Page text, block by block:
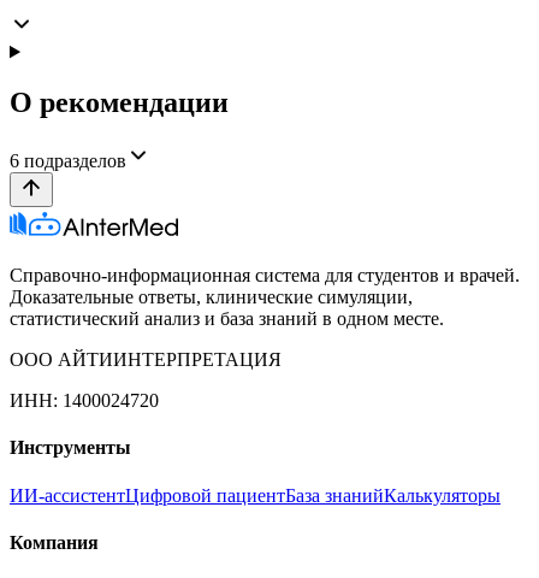
О рекомендации
6 подразделов
Справочно-информационная система для студентов и врачей.
Доказательные ответы, клинические симуляции,
статистический анализ и база знаний в одном месте.
ООО АЙТИИНТЕРПРЕТАЦИЯ
ИНН: 1400024720
Инструменты
ИИ-ассистентЦифровой пациентБаза знанийКалькуляторы
Компания